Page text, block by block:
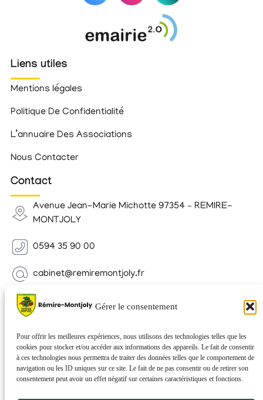
Gérer le consentement
Pour offrir les meilleures expériences, nous utilisons des technologies telles que les
cookies pour stocker et/ou accéder aux informations des appareils. Le fait de consentir
à ces technologies nous permettra de traiter des données telles que le comportement de
navigation ou les ID uniques sur ce site. Le fait de ne pas consentir ou de retirer son
consentement peut avoir un effet négatif sur certaines caractéristiques et fonctions.
Liens utiles
Mentions légales
Politique De Confidentialité
L’annuaire Des Associations
Nous Contacter
Contact
Avenue Jean-Marie Michotte 97354 – REMIRE-
MONTJOLY
0594 35 90 00
cabinet@remiremontjoly.fr
Newsletter
nouvelles de votre commune.